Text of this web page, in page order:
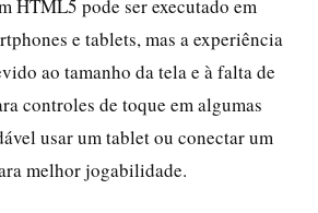
HTML5 pode ser executado em
e tablets, mas a experiência
ao tamanho da tela e à falta de
controles de toque em algumas
usar um tablet ou conectar um
melhor jogabilidade.